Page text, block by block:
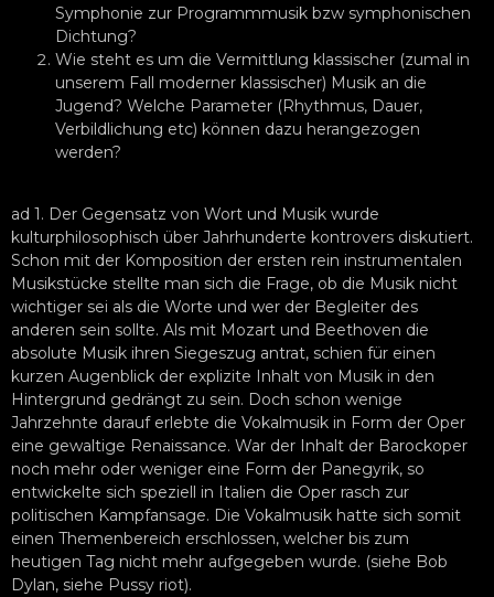
Symphonie zur Programmmusik bzw symphonischen
Dichtung?
Wie steht es um die Vermittlung klassischer (zumal in
unserem Fall moderner klassischer) Musik an die
Jugend? Welche Parameter (Rhythmus, Dauer,
Verbildlichung etc) können dazu herangezogen
werden?
ad 1. Der Gegensatz von Wort und Musik wurde
kulturphilosophisch über Jahrhunderte kontrovers diskutiert.
Schon mit der Komposition der ersten rein instrumentalen
Musikstücke stellte man sich die Frage, ob die Musik nicht
wichtiger sei als die Worte und wer der Begleiter des
anderen sein sollte. Als mit Mozart und Beethoven die
absolute Musik ihren Siegeszug antrat, schien für einen
kurzen Augenblick der explizite Inhalt von Musik in den
Hintergrund gedrängt zu sein. Doch schon wenige
Jahrzehnte darauf erlebte die Vokalmusik in Form der Oper
eine gewaltige Renaissance. War der Inhalt der Barockoper
noch mehr oder weniger eine Form der Panegyrik, so
entwickelte sich speziell in Italien die Oper rasch zur
politischen Kampfansage. Die Vokalmusik hatte sich somit
einen Themenbereich erschlossen, welcher bis zum
heutigen Tag nicht mehr aufgegeben wurde. (siehe Bob
Dylan, siehe Pussy riot).